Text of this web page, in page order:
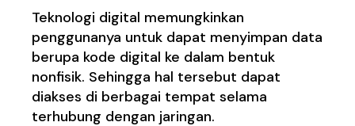
Teknologi digital memungkinkan
penggunanya untuk dapat menyimpan data
berupa kode digital ke dalam bentuk
nonfisik. Sehingga hal tersebut dapat
diakses di berbagai tempat selama
terhubung dengan jaringan.